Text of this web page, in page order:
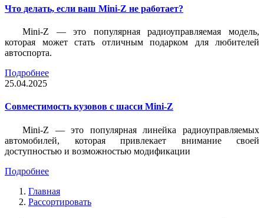
Что делать, если ваш Mini-Z не работает?
Mini-Z — это популярная радиоуправляемая модель,
которая может стать отличным подарком для любителей
автоспорта.
Подробнее
25.04.2025
Совместимость кузовов с шасси Mini-Z
Mini-Z — это популярная линейка радиоуправляемых
автомобилей, которая привлекает внимание своей
доступностью и возможностью модификации
Подробнее
Главная
Рассортировать